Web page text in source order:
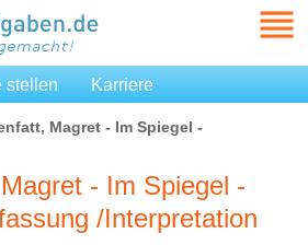
stellen Karriere
Magret - Im Spiegel -
- Im Spiegel -
/Interpretation